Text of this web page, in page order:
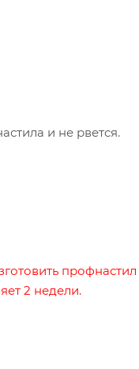
и не рвется.
профнастил
2 недели.